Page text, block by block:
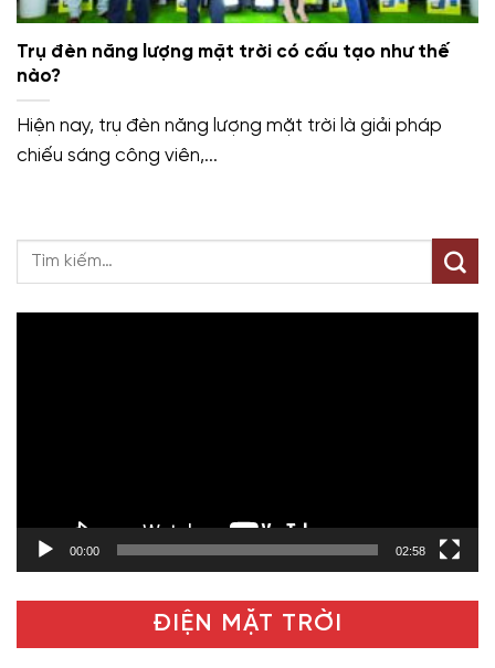
Trụ đèn năng lượng mặt trời có cấu tạo như thế
nào?
Hiện nay, trụ đèn năng lượng mặt trời là giải pháp
chiếu sáng công viên,...
00:00 02:58
ĐIỆN MẶT TRỜI